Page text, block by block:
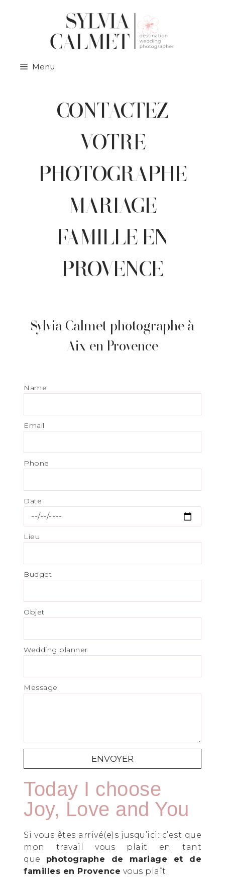
Menu
CONTACTEZ
VOTRE
PHOTOGRAPHE
MARIAGE
FAMILLE EN
PROVENCE
Sylvia Calmet photographe à
Aix en Provence
Name
Email
Phone
Date
Lieu
Budget
Objet
Wedding planner
Message
ENVOYER
Today I choose
Joy, Love and You
Si vous êtes arrivé(e)s jusqu’ici: c’est que
mon travail vous plait en tant
que photographe de mariage et de
familles en Provence vous plaît.